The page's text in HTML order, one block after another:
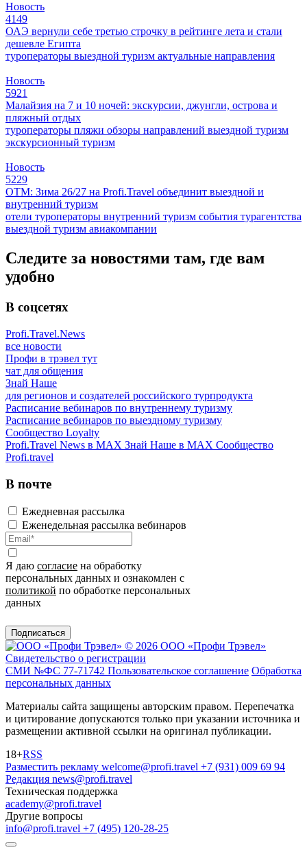
Новость
4149
ОАЭ вернули себе третью строчку в рейтинге лета и стали
дешевле Египта
туроператоры выездной туризм актуальные направления
Новость
5921
Малайзия на 7 и 10 ночей: экскурсии, джунгли, острова и
пляжный отдых
туроператоры пляжи обзоры направлений выездной туризм
экскурсионный туризм
Новость
5229
ОТМ: Зима 26/27 на Profi.Travel объединит выездной и
внутренний туризм
отели туроператоры внутренний туризм события турагентства
выездной туризм авиакомпании
Следите за новостями там, где вам
удобно
В соцсетях
Profi.Travel.News
все новости
Профи в трэвел тут
чат для общения
Знай Наше
для регионов и создателей российского турпродукта
Расписание вебинаров по внутреннему туризму
Расписание вебинаров по выездному туризму
Сообщество Loyalty
Profi.Travel News в MAX Знай Наше в MAX Сообщество
Profi.travel
В почте
Ежедневная рассылка
Еженедельная рассылка вебинаров
Я даю согласие на обработку
персональных данных и ознакомлен с
политикой по обработке персональных
данных
Подписаться
© 2026 ООО «Профи Трэвeл»
Свидетельство о регистрации
СМИ №ФС 77-71742 Пользовательское соглашение Обработка
персональных данных
Материалы сайта защищены авторским правом. Перепечатка
и цитирование допускаются только при указании источника и
размещении активной ссылки на оригинал публикации.
18+RSS
Разместить рекламу welcome@profi.travel +7 (931) 009 69 94
Редакция news@profi.travel
Техническая поддержка
academy@profi.travel
Другие вопросы
info@profi.travel +7 (495) 120-28-25